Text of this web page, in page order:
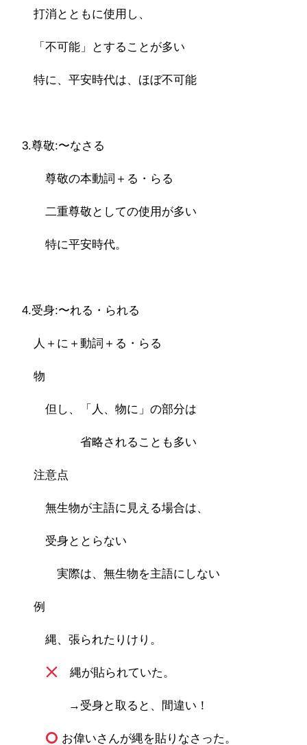
打消とともに使用し、
「不可能」とすることが多い
特に、平安時代は、ほぼ不可能
3.尊敬:〜なさる
尊敬の本動詞＋る・らる
二重尊敬としての使用が多い
特に平安時代。
4.受身:〜れる・られる
人＋に＋動詞＋る・らる
物
但し、「人、物に」の部分は
省略されることも多い
注意点
無生物が主語に見える場合は、
受身ととらない
実際は、無生物を主語にしない
例
縄、張られたりけり。
縄が貼られていた。
→受身と取ると、間違い！
お偉いさんが縄を貼りなさった。